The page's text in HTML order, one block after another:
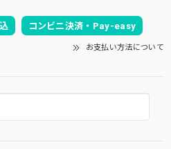
コンビニ決済・Pay-easy
お支払い方法について